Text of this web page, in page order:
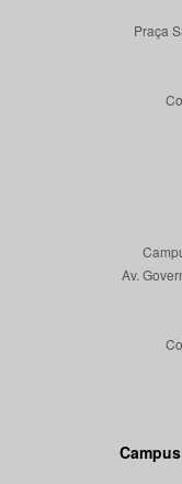
Praça
Av.